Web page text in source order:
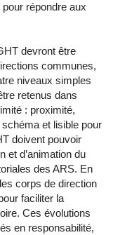
répondre aux
devront être
communes,
niveaux simples
retenus dans
: proximité,
et lisible pour
doivent pouvoir
et d’animation du
des ARS. En
corps de direction
faciliter la
Ces évolutions
en responsabilité,